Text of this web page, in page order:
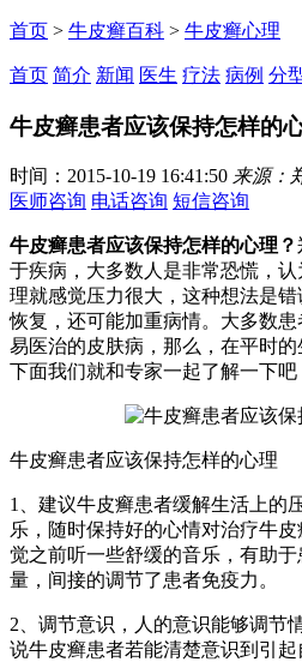
首页 > 牛皮癣百科 > 牛皮癣心理
首页 简介 新闻 医生 疗法 病例 分
牛皮癣患者应该保持怎样的
时间：2015-10-19 16:41:50 来源：
医师咨询 电话咨询 短信咨询
牛皮癣患者应该保持怎样的心理？
于疾病，大多数人是非常恐慌，
理就感觉压力很大，这种想法是
恢复，还可能加重病情。大多数
易医治的皮肤病，那么，在平时的
下面我们就和专家一起了解一下吧
牛皮癣患者应该保持怎样的心理
1、建议牛皮癣患者缓解生活上的
乐，随时保持好的心情对治疗牛
觉之前听一些舒缓的音乐，有助
量，间接的调节了患者免疫力。
2、调节意识，人的意识能够调节
说牛皮癣患者若能清楚意识到引